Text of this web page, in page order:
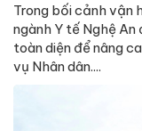
Trong bối cảnh vận
ngành Y tế Nghệ
toàn diện để nâng
vụ Nhân dân....